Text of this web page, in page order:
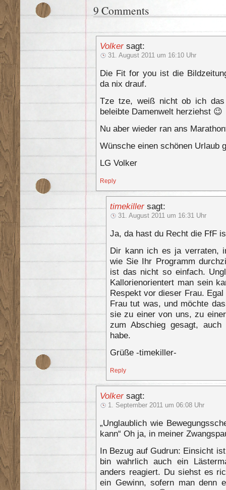
9 Comments
Volker sagt:
31. August 2011 um 16:10 Uhr
Die Fit for you ist die
da nix drauf.
Tze tze, weiß nicht ob ich
beleibte Damenwelt herziehst 😉
Nu aber wieder ran ans
Wünsche einen schönen Urlaub
LG Volker
Reply
timekiller sagt:
31. August 2011 um 16:31 Uhr
Ja, da hast du Recht die FfF
Dir kann ich es ja verraten,
wie Sie Ihr Programm
ist das nicht so einfach.
Kallorienorientert man sein
Respekt vor dieser Frau.
Frau tut was, und möchte
sie zu einer von uns, zu
zum Abschieg gesagt,
habe.
Grüße -timekiller-
Reply
Volker sagt:
1. September 2011 um 06:08 Uhr
„Unglaublich wie
kann“ Oh ja, in meiner
In Bezug auf Gudrun: Einsicht
bin wahrlich auch ein
anders reagiert. Du siehst es
ein Gewinn, sofern man denn